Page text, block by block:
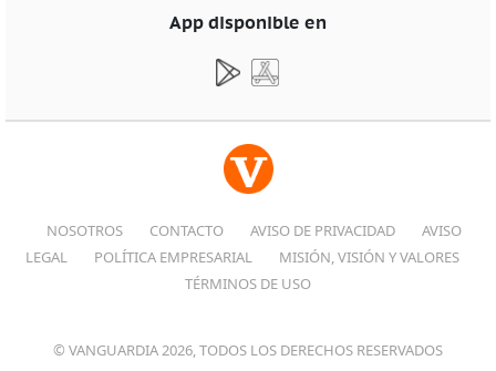
App disponible en
NOSOTROS CONTACTO AVISO DE PRIVACIDAD
AVISO
LEGAL
POLÍTICA EMPRESARIAL
MISIÓN, VISIÓN Y VALORES
TÉRMINOS DE USO
© VANGUARDIA 2026, TODOS LOS DERECHOS RESERVADOS